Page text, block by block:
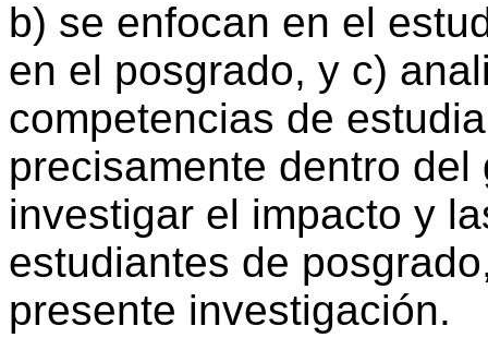
b) se enfocan en el
en el posgrado, y c)
competencias de
precisamente dentro
investigar el impacto y
estudiantes de
presente investigación.